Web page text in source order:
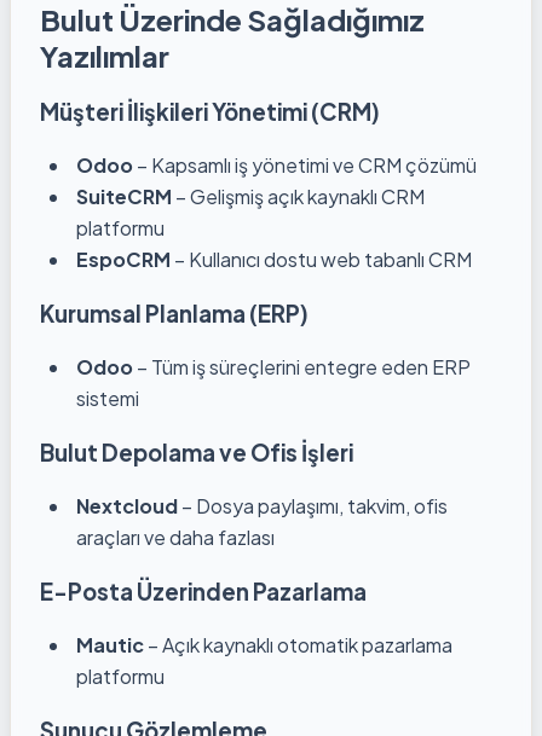
Bulut Üzerinde Sağladığımız
Yazılımlar
Müşteri İlişkileri Yönetimi (CRM)
Odoo– Kapsamlı iş yönetimi ve CRM çözümü
SuiteCRM – Gelişmiş açık kaynaklı CRM
platformu
EspoCRM – Kullanıcı dostu web tabanlı CRM
Kurumsal Planlama (ERP)
Odoo– Tüm iş süreçlerini entegre eden ERP
sistemi
Bulut Depolama ve Ofis İşleri
Nextcloud– Dosya paylaşımı, takvim, ofis
araçları ve daha fazlası
E-Posta Üzerinden Pazarlama
Mautic– Açık kaynaklı otomatik pazarlama
platformu